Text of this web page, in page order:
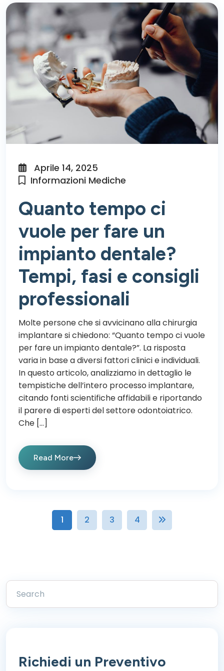
Aprile 14, 2025
Informazioni Mediche
Quanto tempo ci
vuole per fare un
impianto dentale?
Tempi, fasi e consigli
professionali
Molte persone che si avvicinano alla chirurgia
implantare si chiedono: “Quanto tempo ci vuole
per fare un impianto dentale?”. La risposta
varia in base a diversi fattori clinici e individuali.
In questo articolo, analizziamo in dettaglio le
tempistiche dell’intero processo implantare,
citando fonti scientifiche affidabili e riportando
il parere di esperti del settore odontoiatrico.
Che […]
Read More
1 2 3 4
Richiedi un Preventivo